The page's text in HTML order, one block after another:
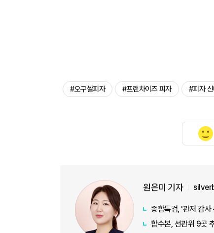
#오구쌀피자 #프랜차이즈 피자 #피자
원은미 기자
종합특검, '관저 감사
합수본, 선관위 9곳